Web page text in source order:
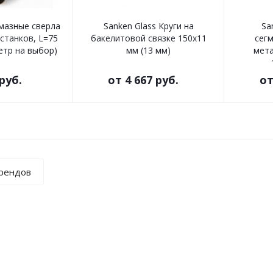
сверла
L=75
на выбор)
Sanken Glass Круги на
бакелитовой связке 150х11
мм (13 мм)
от 4 667 руб.